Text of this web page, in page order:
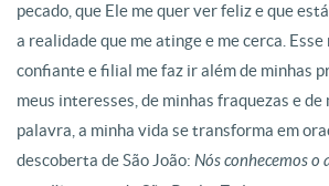
pecado, que Ele me quer ver feliz e que
a realidade que me atinge e me cerca.
confiante e filial me faz ir além de minhas
meus interesses, de minhas fraquezas e
palavra, a minha vida se transforma em
descoberta de São João: Nós conhecemos